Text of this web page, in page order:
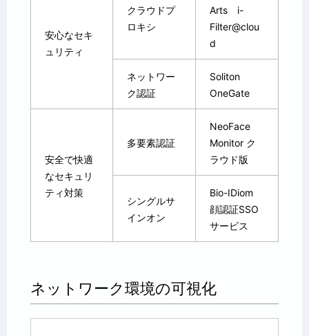
安心なセキ
ュリティ
クラウドプ
ロキシ
Arts i-
Filter@clou
d
ネットワー
ク認証
Soliton
OneGate
安全で快適
なセキュリ
ティ対策
多要素認証
NeoFace
Monitor ク
ラウド版
シングルサ
インオン
Bio-IDiom
顔認証SSO
サービス
ネットワーク環境の可視化